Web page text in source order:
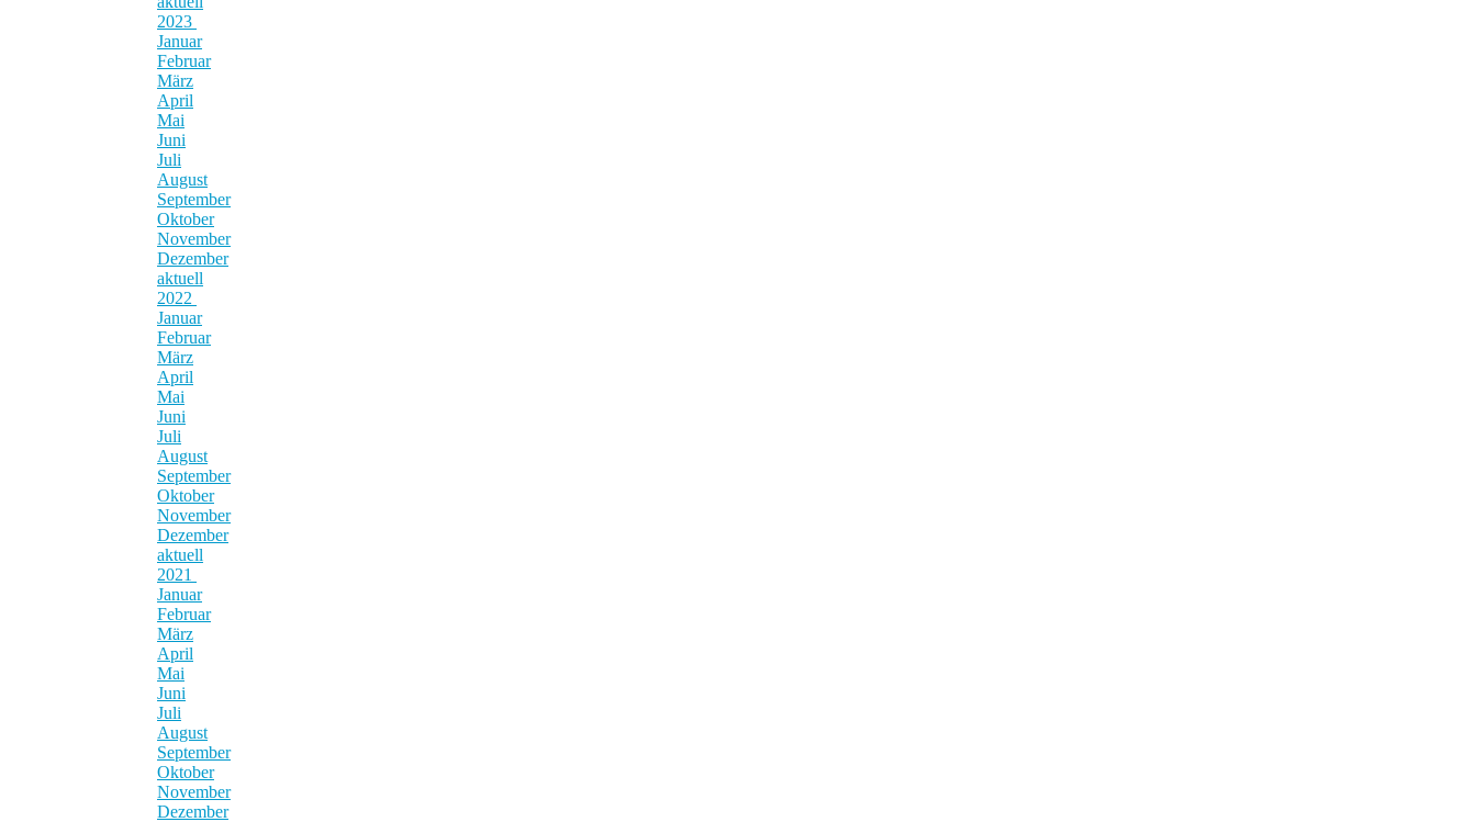
2023
Januar
Februar
März
April
Mai
Juni
Juli
August
September
Oktober
November
Dezember
aktuell
2022
Januar
Februar
März
April
Mai
Juni
Juli
August
September
Oktober
November
Dezember
aktuell
2021
Januar
Februar
März
April
Mai
Juni
Juli
August
September
Oktober
November
Dezember